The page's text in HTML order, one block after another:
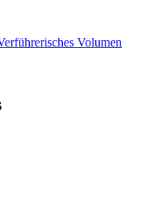
Volumen